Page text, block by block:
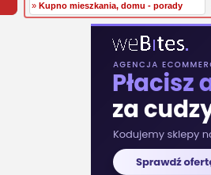
» Kupno mieszkania, domu - porady